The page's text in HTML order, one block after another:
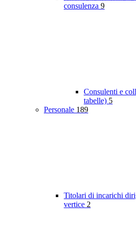
consulenza 9
Consulenti e
tabelle) 5
Personale 189
Titolari di incarichi
vertice 2